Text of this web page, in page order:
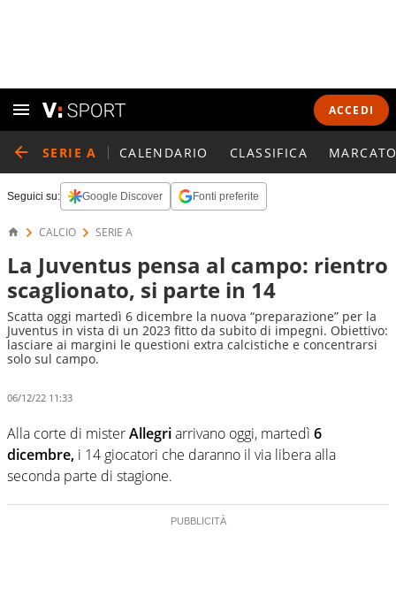
ACCEDI
SERIE A CALENDARIO CLASSIFICA
Seguici su: Google Discover Fonti preferite
CALCIO SERIE A
La Juventus pensa al campo: rientro
scaglionato, si parte in 14
Scatta oggi martedì 6 dicembre la nuova “preparazione” per la
Juventus in vista di un 2023 fitto da subito di impegni. Obiettivo:
lasciare ai margini le questioni extra calcistiche e concentrarsi
solo sul campo.
06/12/22 11:33
Alla corte di misterAllegriarrivano oggi, martedì 6
dicembre, i 14 giocatori che daranno il via libera alla
seconda parte di stagione.